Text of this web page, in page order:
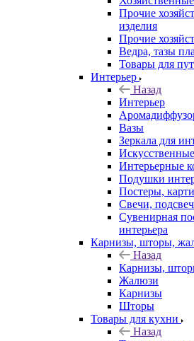
Прочие
изделия
Прочие
Ведра, тазы
Товары для
Интерьер
Назад
Интерьер
Вазы
Зеркала для
Интерьерные
Подушки
Постеры,
Свечи,
Сувенирная
интерьера
Карнизы, шторы,
Назад
Карнизы,
Жалюзи
Карнизы
Шторы
Товары для кухни
Назад